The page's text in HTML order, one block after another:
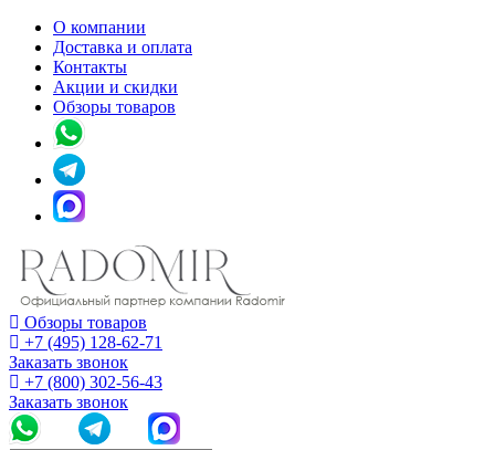
О компании
Доставка и оплата
Контакты
Акции и скидки
Обзоры товаров
Обзоры товаров
+7 (495) 128-62-71
Заказать звонок
+7 (800) 302-56-43
Заказать звонок